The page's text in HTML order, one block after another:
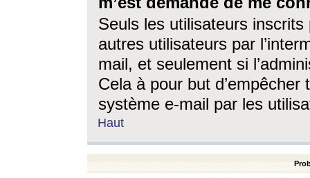
Seuls les utilisateurs
autres utilisateurs par
mail, et seulement si
Cela à pour but
système e-mail par les
Haut